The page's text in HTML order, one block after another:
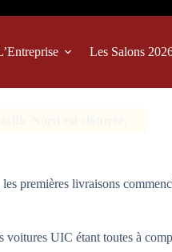
Les Salons
premières livraisons
voitures UIC étant toutes à